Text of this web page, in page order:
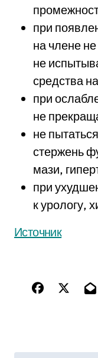
при
на члене
не
средства
при
не
не
стержень
мази,
при
к урологу,
Источник